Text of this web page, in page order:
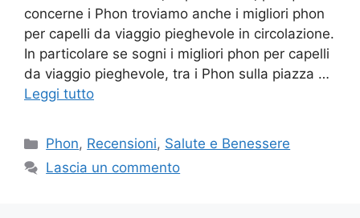
concerne i Phon troviamo anche i migliori phon
per capelli da viaggio pieghevole in circolazione.
In particolare se sogni i migliori phon per capelli
da viaggio pieghevole, tra i Phon sulla piazza …
Leggi tutto
Categorie
Phon, Recensioni, Salute e Benessere
Lascia un commento